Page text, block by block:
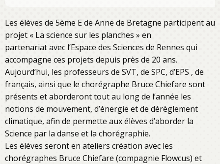
Les élèves de 5ème E de Anne de Bretagne participent au
projet « La science sur les planches » en
partenariat avec l’Espace des Sciences de Rennes qui
accompagne ces projets depuis près de 20 ans.
Aujourd’hui, les professeurs de SVT, de SPC, d’EPS , de
français, ainsi que le chorégraphe Bruce Chiefare sont
présents et aborderont tout au long de l’année les
notions de mouvement, d’énergie et de dérèglement
climatique, afin de permette aux élèves d’aborder la
Science par la danse et la chorégraphie.
Les élèves seront en ateliers création avec les
chorégraphes Bruce Chiefare (compagnie Flowcus) et